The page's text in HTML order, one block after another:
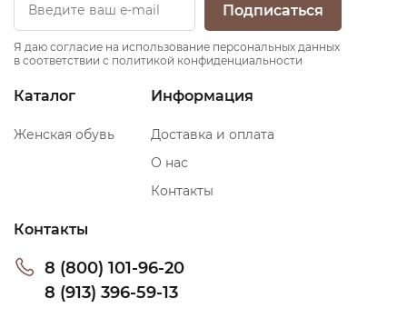
Подписаться
Я даю согласие на использование персональных данных
в соответствии с политикой конфиденциальности
Каталог
Женская обувь
Информация
Доставка и оплата
О нас
Контакты
Контакты
8 (800) 101-96-20
8 (913) 396-59-13